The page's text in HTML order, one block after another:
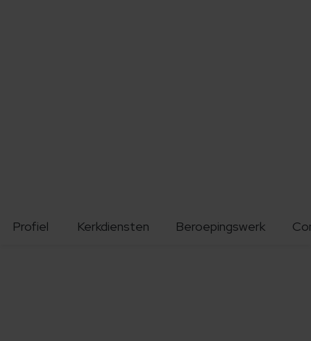
Profiel Kerkdiensten Beroepingswerk